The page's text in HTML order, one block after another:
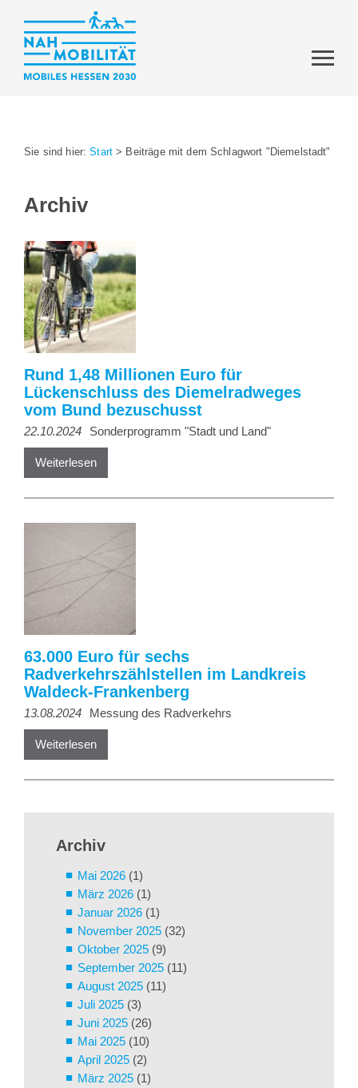
Sie sind hier:Start > Beiträge mit dem Schlagwort "Diemelstadt"
Archiv
Rund 1,48 Millionen Euro für
Lückenschluss des Diemelradweges
vom Bund bezuschusst
22.10.2024 Sonderprogramm "Stadt und Land"
Weiterlesen
63.000 Euro für sechs
Radverkehrszählstellen im Landkreis
Waldeck-Frankenberg
13.08.2024 Messung des Radverkehrs
Weiterlesen
Archiv
Mai 2026 (1)
März 2026 (1)
Januar 2026 (1)
November 2025 (32)
Oktober 2025 (9)
September 2025 (11)
August 2025 (11)
Juli 2025 (3)
Juni 2025 (26)
Mai 2025 (10)
April 2025 (2)
März 2025 (1)